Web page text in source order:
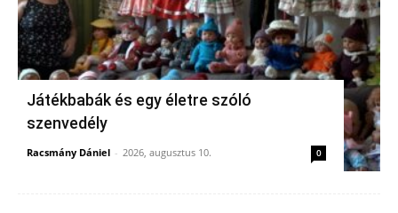
Játékbabák és egy életre szóló
szenvedély
Racsmány Dániel - 2026, augusztus 10. 0